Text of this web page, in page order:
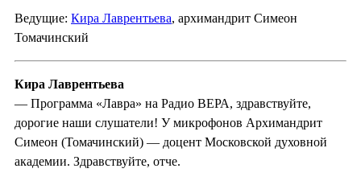
Ведущие: Кира Лаврентьева, архимандрит Симеон
Томачинский
Кира Лаврентьева
— Программа «Лавра» на Радио ВЕРА, здравствуйте,
дорогие наши слушатели! У микрофонов Архимандрит
Симеон (Томачинский) — доцент Московской духовной
академии. Здравствуйте, отче.